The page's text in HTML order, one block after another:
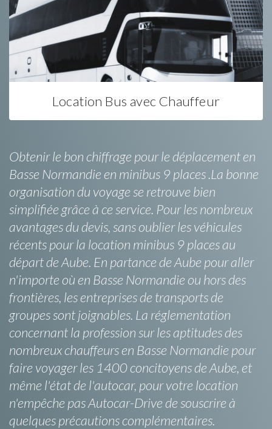
Location Bus avec Chauffeur
Obtenir le bon chiffrage pour le déplacement en
Basse Normandie en minibus 9 places .La bonne
organisation du voyage se retrouve bien
simplifiée grâce à ce service. Pour les nombreux
avantages du devis, sans oublier les véhicules
récents pour la location minibus 9 places au
départ de Aube. En partance de Aube pour aller
n'importe où en Basse Normandie ou hors des
frontières, les entreprises de transports de
groupes sont joignables. La réglementation
concernant la profession sur les aptitudes des
nombreux chauffeurs en Basse Normandie pour
faire voyager les 1400 concitoyens de Aube, et
même l'état de l'autocar, pour votre location
n'empêche pas Autocar-Drive de souscrire à
quelques précautions complémentaires.